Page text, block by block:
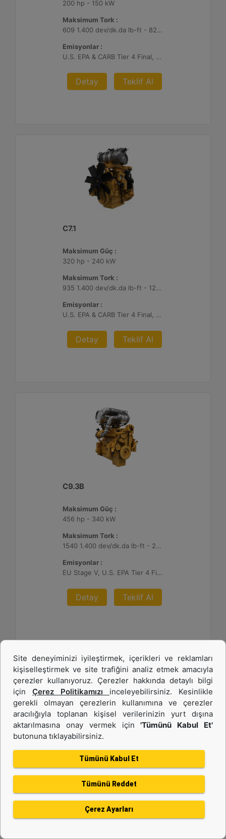
200 hp - 150 kW
Maksimum Tork :
609 1.400 dev/dk.da lb-ft - 825 1.400 dev/dk.da Nm
Emisyonlar :
U.S. EPA & CARB Tier 4 Final, EU Stage V
Detay Teklif Al
C7.1
Maksimum Güç :
320 hp - 240 kW
Maksimum Tork :
935 1.400 dev/dk.da lb-ft - 1268 1.400 dev/dk.da Nm
Emisyonlar :
U.S. EPA & CARB Tier 4 Final, EU Stage V
Detay Teklif Al
C9.3B
Maksimum Güç :
456 hp - 340 kW
Maksimum Tork :
1540 1.400 dev/dk.da lb-ft - 2088 1.400 dev/dk.da Nm
Emisyonlar :
EU Stage V, U.S. EPA Tier 4 Final, Korea Stage V, Japan 2014, China NRIV
Detay Teklif Al
Maksimum Güç :
577 hp - 430 kW
Maksimum Tork :
Emisyonlar :
Site deneyiminizi iyileştirmek, içerikleri ve reklamları
kişiselleştirmek ve site trafiğini analiz etmek amacıyla
çerezler kullanıyoruz. Çerezler hakkında detaylı bilgi
için Çerez Politikamızı inceleyebilirsiniz. Kesinlikle
gerekli olmayan çerezlerin kullanımına ve çerezler
aracılığıyla toplanan kişisel verilerinizin yurt dışına
aktarılmasına onay vermek için'Tümünü Kabul Et'
butonuna tıklayabilirsiniz.
Tümünü Kabul Et
Tümünü Reddet
Çerez Ayarları